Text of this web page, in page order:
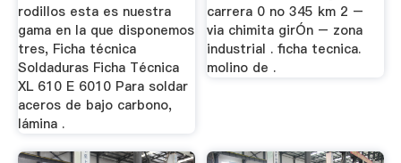
rodillos esta es nuestra
gama en la que disponemos
tres, Ficha técnica
Soldaduras Ficha Técnica
XL 610 E 6010 Para soldar
aceros de bajo carbono,
lámina .
carrera 0 no 345 km 2 –
via chimita girÓn – zona
industrial . ficha tecnica.
molino de .